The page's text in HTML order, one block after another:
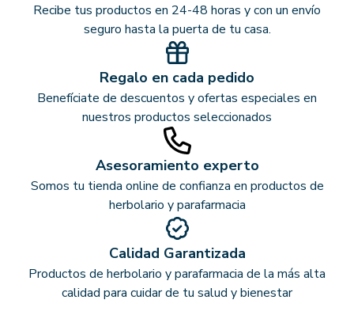
Recibe tus productos en 24-48 horas y con un envío
seguro hasta la puerta de tu casa.
Regalo en cada pedido
Benefíciate de descuentos y ofertas especiales en
nuestros productos seleccionados
Asesoramiento experto
Somos tu tienda online de confianza en productos de
herbolario y parafarmacia
Calidad Garantizada
Productos de herbolario y parafarmacia de la más alta
calidad para cuidar de tu salud y bienestar